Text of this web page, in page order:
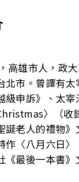
高雄市人，政
北市。曾譯有太
級申訴》、太宰
〉（收
誕老人的禮物》
作〈八月六日〉
《最後一本書》